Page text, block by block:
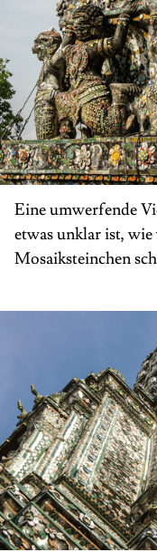
Eine umwerfende
etwas unklar ist,
Mosaiksteinchen